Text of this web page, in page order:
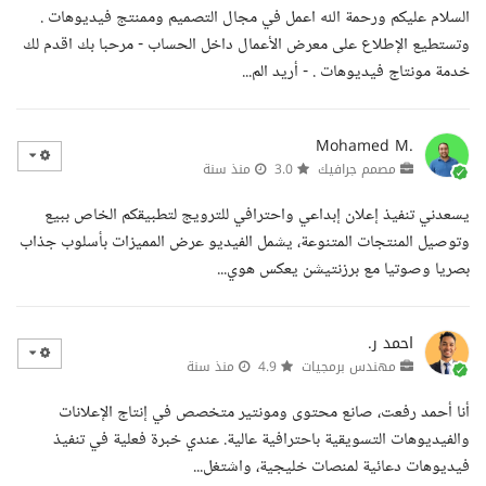
السلام عليكم ورحمة الله اعمل في مجال التصميم وممنتج فيديوهات .
وتستطيع الإطلاع على معرض الأعمال داخل الحساب - مرحبا بك اقدم لك
خدمة مونتاج فيديوهات . - أريد الم...
Mohamed M.
مصمم جرافيك منذ سنة
يسعدني تنفيذ إعلان إبداعي واحترافي للترويج لتطبيقكم الخاص ببيع
وتوصيل المنتجات المتنوعة، يشمل الفيديو عرض المميزات بأسلوب جذاب
بصريا وصوتيا مع برزنتيشن يعكس هوي...
احمد ر.
مهندس برمجيات منذ سنة
أنا أحمد رفعت، صانع محتوى ومونتير متخصص في إنتاج الإعلانات
والفيديوهات التسويقية باحترافية عالية. عندي خبرة فعلية في تنفيذ
فيديوهات دعائية لمنصات خليجية، واشتغل...